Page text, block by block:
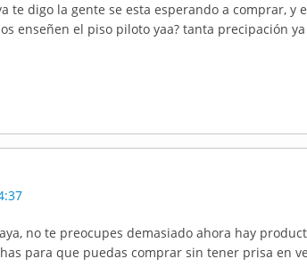
te digo la gente se esta esperando a comprar, y
enseñen el piso piloto yaa? tanta precipación
no te preocupes demasiado ahora hay
para que puedas comprar sin tener prisa en